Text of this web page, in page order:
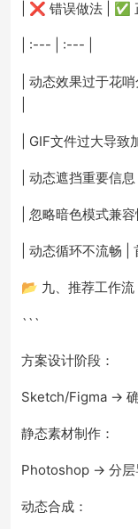
| ❌ 错误做法 | ✅
| :--- | :--- |
| 动态效果过于花
| GIF文件过大导
| 动态遮挡重要信
| 忽略暗色模式兼
| 动态循环不流畅 |
📂 九、推荐工作流
```
方案设计阶段：
Sketch/Figma →
静态素材制作：
Photoshop → 分层
动态合成：